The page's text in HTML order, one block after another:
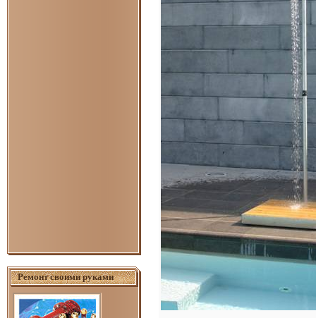
Ремонт своими руками